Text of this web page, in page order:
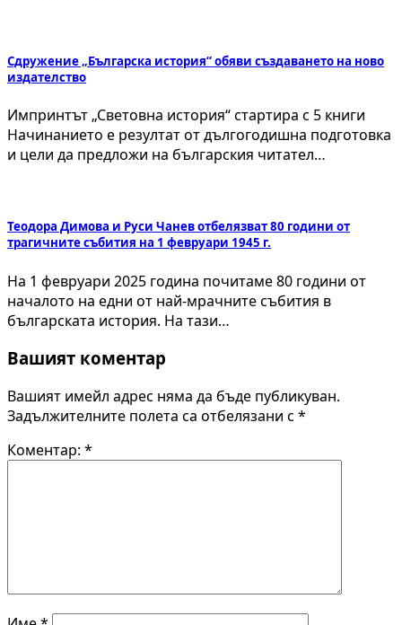
Сдружение „Българска история“ обяви създаването на ново
издателство
Импринтът „Световна история“ стартира с 5 книги
Начинанието е резултат от дългогодишна подготовка
и цели да предложи на българския читател…
Теодора Димова и Руси Чанев отбелязват 80 години от
трагичните събития на 1 февруари 1945 г.
На 1 февруари 2025 година почитаме 80 години от
началото на едни от най-мрачните събития в
българската история. На тази…
Вашият коментар
Вашият имейл адрес няма да бъде публикуван.
Задължителните полета са отбелязани с *
Коментар: *